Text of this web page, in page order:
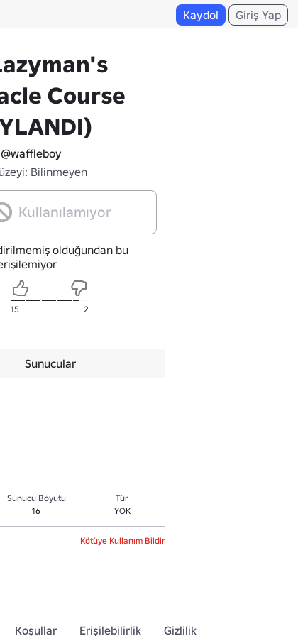
Kaydol Giriş Yap
Course
@waffleboy
Bilinmeyen
Kullanılamıyor
olduğundan bu
15 2
Sunucular
Sunucu Boyutu
16
Tür
YOK
Kötüye Kullanım Bildir
Koşullar Erişilebilirlik Gizlilik